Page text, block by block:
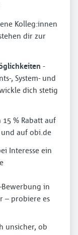
Kolleg:innen
dir zur
-
, System- und
dich stetig
% Rabatt auf
auf obi.de
Interesse ein
in
– probiere es
unsicher, ob